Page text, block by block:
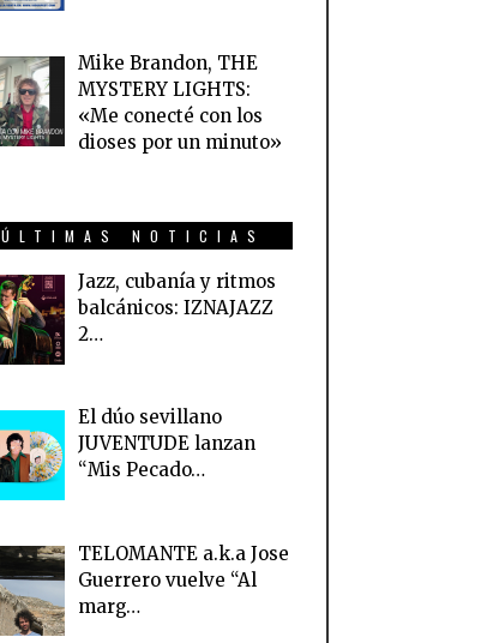
Mike Brandon, THE
MYSTERY LIGHTS:
«Me conecté con los
dioses por un minuto»
ÚLTIMAS NOTICIAS
Jazz, cubanía y ritmos
balcánicos: IZNAJAZZ
2…
El dúo sevillano
JUVENTUDE lanzan
“Mis Pecado…
TELOMANTE a.k.a Jose
Guerrero vuelve “Al
marg…